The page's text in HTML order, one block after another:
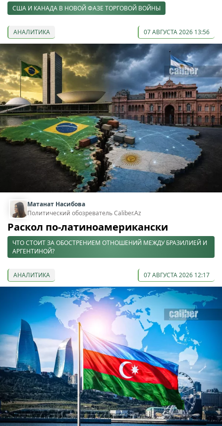
США И КАНАДА В НОВОЙ ФАЗЕ ТОРГОВОЙ ВОЙНЫ
АНАЛИТИКА 07 АВГУСТА 2026 13:56
Матанат Насибова
Политический обозреватель Caliber.Az
Раскол по-латиноамерикански
ЧТО СТОИТ ЗА ОБОСТРЕНИЕМ ОТНОШЕНИЙ МЕЖДУ БРАЗИЛИЕЙ И
АРГЕНТИНОЙ?
АНАЛИТИКА 07 АВГУСТА 2026 12:17